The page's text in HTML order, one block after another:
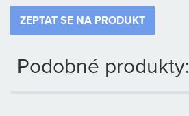
ZEPTAT SE NA PRODUKT
Podobné produkty: